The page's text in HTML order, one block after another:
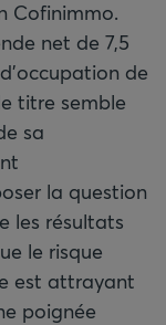
Cofinimmo.
net de 7,5
de
titre semble
sa
la question
les résultats
le risque
est attrayant
poignée